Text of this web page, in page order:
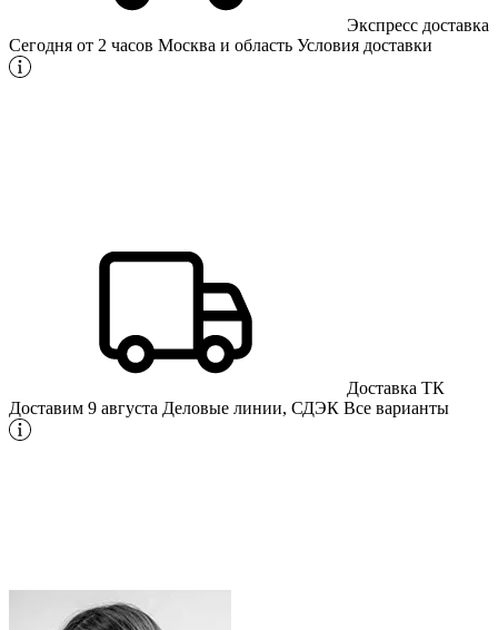
Экспресс доставка
Сегодня от 2 часов Москва и область Условия доставки
Доставка ТК
Доставим 9 августа Деловые линии, СДЭК Все варианты